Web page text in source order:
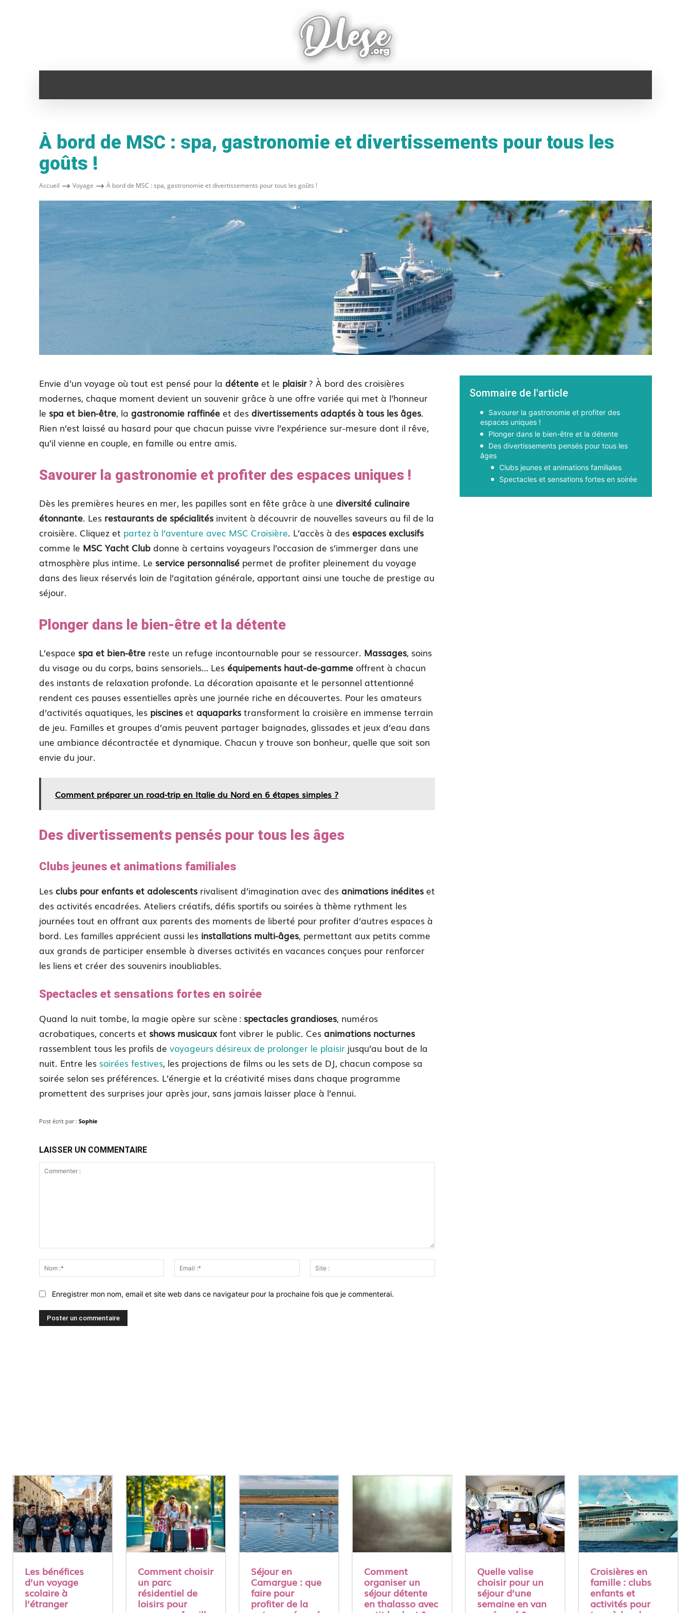
À bord de MSC : spa, gastronomie et divertissements pour tous les
goûts !
Accueil Voyage À bord de MSC : spa, gastronomie et divertissements pour tous les goûts !
Envie d’un voyage où tout est pensé pour la détente et le plaisir? À bord des croisières
modernes, chaque moment devient un souvenir grâce à une offre variée qui met à l’honneur
le spa et bien-être, la gastronomie raffinée et des divertissements adaptés à tous les âges.
Rien n’est laissé au hasard pour que chacun puisse vivre l’expérience sur-mesure dont il rêve,
qu’il vienne en couple, en famille ou entre amis.
Savourer la gastronomie et profiter des espaces uniques !
Dès les premières heures en mer, les papilles sont en fête grâce à une diversité culinaire
étonnante. Les restaurants de spécialités invitent à découvrir de nouvelles saveurs au fil de la
croisière. Cliquez et partez à l’aventure avec MSC Croisière. L’accès à des espaces exclusifs
comme le MSC Yacht Club donne à certains voyageurs l’occasion de s’immerger dans une
atmosphère plus intime. Le service personnalisé permet de profiter pleinement du voyage
dans des lieux réservés loin de l’agitation générale, apportant ainsi une touche de prestige au
séjour.
Plonger dans le bien-être et la détente
L’espace spa et bien-être reste un refuge incontournable pour se ressourcer. Massages, soins
du visage ou du corps, bains sensoriels… Les équipements haut-de-gamme offrent à chacun
des instants de relaxation profonde. La décoration apaisante et le personnel attentionné
rendent ces pauses essentielles après une journée riche en découvertes. Pour les amateurs
d’activités aquatiques, les piscines et aquaparks transforment la croisière en immense terrain
de jeu. Familles et groupes d’amis peuvent partager baignades, glissades et jeux d’eau dans
une ambiance décontractée et dynamique. Chacun y trouve son bonheur, quelle que soit son
envie du jour.
Comment préparer un road-trip en Italie du Nord en 6 étapes simples ?
Des divertissements pensés pour tous les âges
Clubs jeunes et animations familiales
Les clubs pour enfants et adolescents rivalisent d’imagination avec des animations inédites et
des activités encadrées. Ateliers créatifs, défis sportifs ou soirées à thème rythment les
journées tout en offrant aux parents des moments de liberté pour profiter d’autres espaces à
bord. Les familles apprécient aussi les installations multi-âges, permettant aux petits comme
aux grands de participer ensemble à diverses activités en vacances conçues pour renforcer
les liens et créer des souvenirs inoubliables.
Spectacles et sensations fortes en soirée
Quand la nuit tombe, la magie opère sur scène : spectacles grandioses, numéros
acrobatiques, concerts et shows musicauxfont vibrer le public. Ces animations nocturnes
rassemblent tous les profils de voyageurs désireux de prolonger le plaisir jusqu’au bout de la
nuit. Entre les soirées festives, les projections de films ou les sets de DJ, chacun compose sa
soirée selon ses préférences. L’énergie et la créativité mises dans chaque programme
promettent des surprises jour après jour, sans jamais laisser place à l’ennui.
Post écrit par : Sophie
LAISSER UN COMMENTAIRE
:*
Email
:*
:
Enregistrer mon nom, email et site web dans ce navigateur pour la prochaine fois que je commenterai.
Sommaire de l'article
Savourer la gastronomie et profiter des
espaces uniques !
Plonger dans le bien-être et la détente
Des divertissements pensés pour tous les
âges
Clubs jeunes et animations familiales
Spectacles et sensations fortes en soirée
Les bénéfices
d’un voyage
scolaire à
l’étranger
Comment choisir
un parc
résidentiel de
loisirs pour
Séjour en
Camargue : que
faire pour
profiter de la
Comment
organiser un
séjour détente
en thalasso avec
Quelle valise
choisir pour un
séjour d’une
semaine en van
Croisières en
famille : clubs
enfants et
activités pour